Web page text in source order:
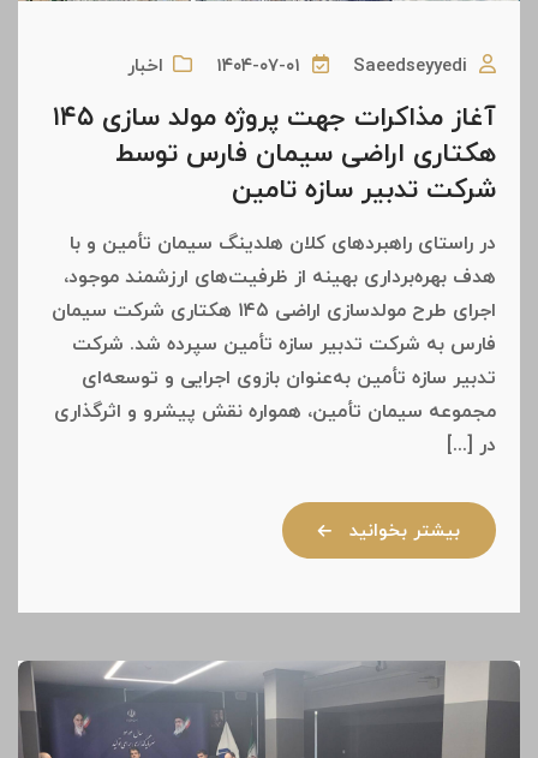
Saeedseyyedi ۱۴۰۴-۰۷-۰۱ اخبار
آغاز مذاکرات جهت پروژه مولد سازی ۱۴۵
هکتاری اراضی سیمان فارس توسط
شرکت تدبیر سازه تامین
در راستای راهبردهای کلان هلدینگ سیمان تأمین و با
هدف بهره‌برداری بهینه از ظرفیت‌های ارزشمند موجود،
اجرای طرح مولدسازی اراضی ۱۴۵ هکتاری شرکت سیمان
فارس به شرکت تدبیر سازه تأمین سپرده شد. شرکت
تدبیر سازه تأمین به‌عنوان بازوی اجرایی و توسعه‌ای
مجموعه سیمان تأمین، همواره نقش پیشرو و اثرگذاری
در [...]
بیشتر بخوانید